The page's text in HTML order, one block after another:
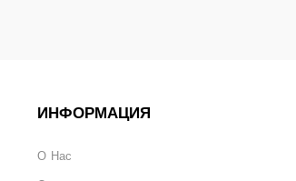
ИНФОРМАЦИЯ
О Нас